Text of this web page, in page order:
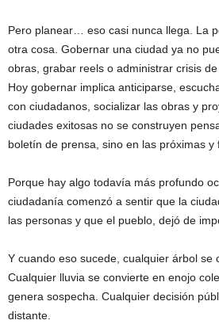
Pero planear… eso casi nunca llega. La
otra cosa. Gobernar una ciudad ya no
obras, grabar reels o administrar crisis de
Hoy gobernar implica anticiparse,
con ciudadanos, socializar las obras y
ciudades exitosas no se construyen
boletín de prensa, sino en las próximas y
Porque hay algo todavía más profundo
ciudadanía comenzó a sentir que la
las personas y que el pueblo, dejó de
Y cuando eso sucede, cualquier árbol se
Cualquier lluvia se convierte en enojo
genera sospecha. Cualquier decisión
distante.